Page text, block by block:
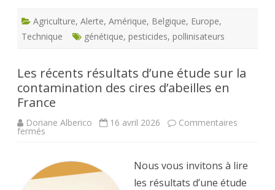
Agriculture, Alerte, Amérique, Belgique, Europe,
Technique
génétique, pesticides, pollinisateurs
Les récents résultats d’une étude sur la
contamination des cires d’abeilles en
France
Doriane Alberico 16 avril 2026 Commentaires
fermés
d’une
étude
sur
Nous vous invitons à lire
les résultats d’une étude